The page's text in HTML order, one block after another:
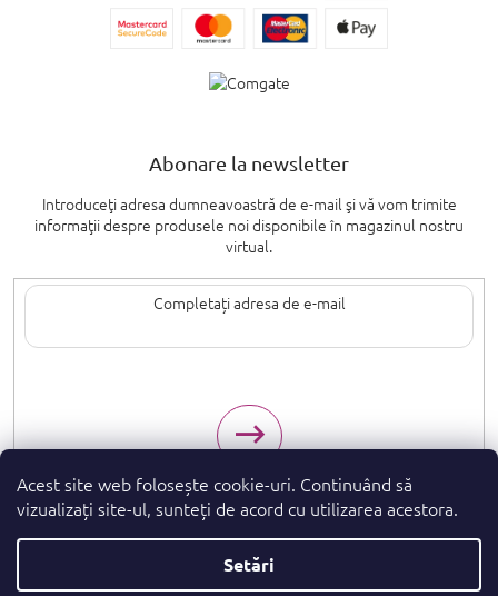
Acest site web folosește cookie-uri. Continuând să
vizualizați site-ul, sunteți de acord cu utilizarea acestora.
Setări
Abonare la newsletter
Introduceţi adresa dumneavoastră de e-mail şi vă vom trimite
informaţii despre produsele noi disponibile în magazinul nostru
virtual.
parfumeshop.ro
rezervate.